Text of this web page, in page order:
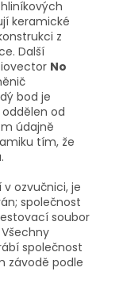
keramické
z
Další
No
bod je
od
údajně
tím, že
ozvučnici, je
společnost
soubor
společnost
závodě podle